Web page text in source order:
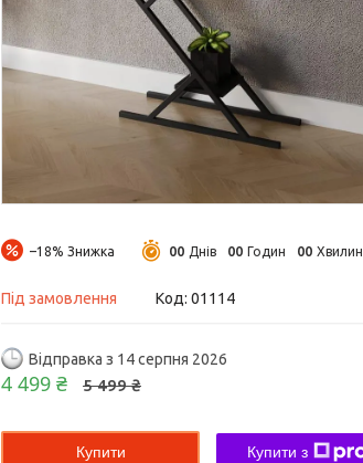
–18% 00 Днів 00 Годин 00 Хвилин
Під замовлення Код: 01114
Відправка з 14 серпня 2026
5 499 ₴
4 499 ₴
Купити Купити з